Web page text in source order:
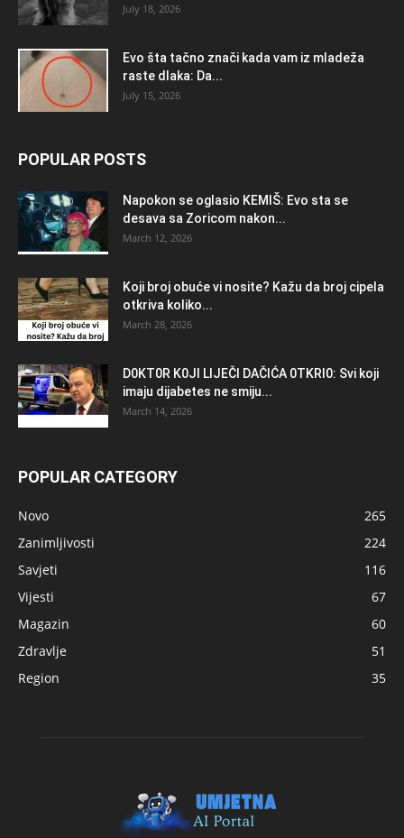
July 18, 2026
Evo šta tačno znači kada vam iz mladeža
raste dlaka: Da...
July 15, 2026
POPULAR POSTS
Napokon se oglasio KEMlŠ: Evo sta se
desava sa Zoricom nakon...
March 12, 2026
Koji broj obuće vi nosite? Kažu da broj cipela
otkriva koliko...
March 28, 2026
D0KT0R K0Jl LlJEČl DAČlĆA 0TKRl0: Svi koji
imaju dijabetes ne smiju...
March 14, 2026
POPULAR CATEGORY
Novo
265
Zanimljivosti
224
Savjeti
116
Vijesti
67
Magazin
60
Zdravlje
51
Region
35